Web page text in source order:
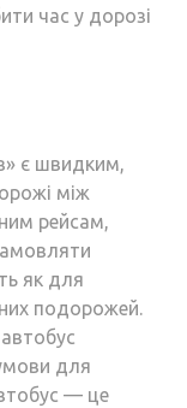
час у дорозі
є швидким,
між
рейсам,
як для
подорожей.
для
— це